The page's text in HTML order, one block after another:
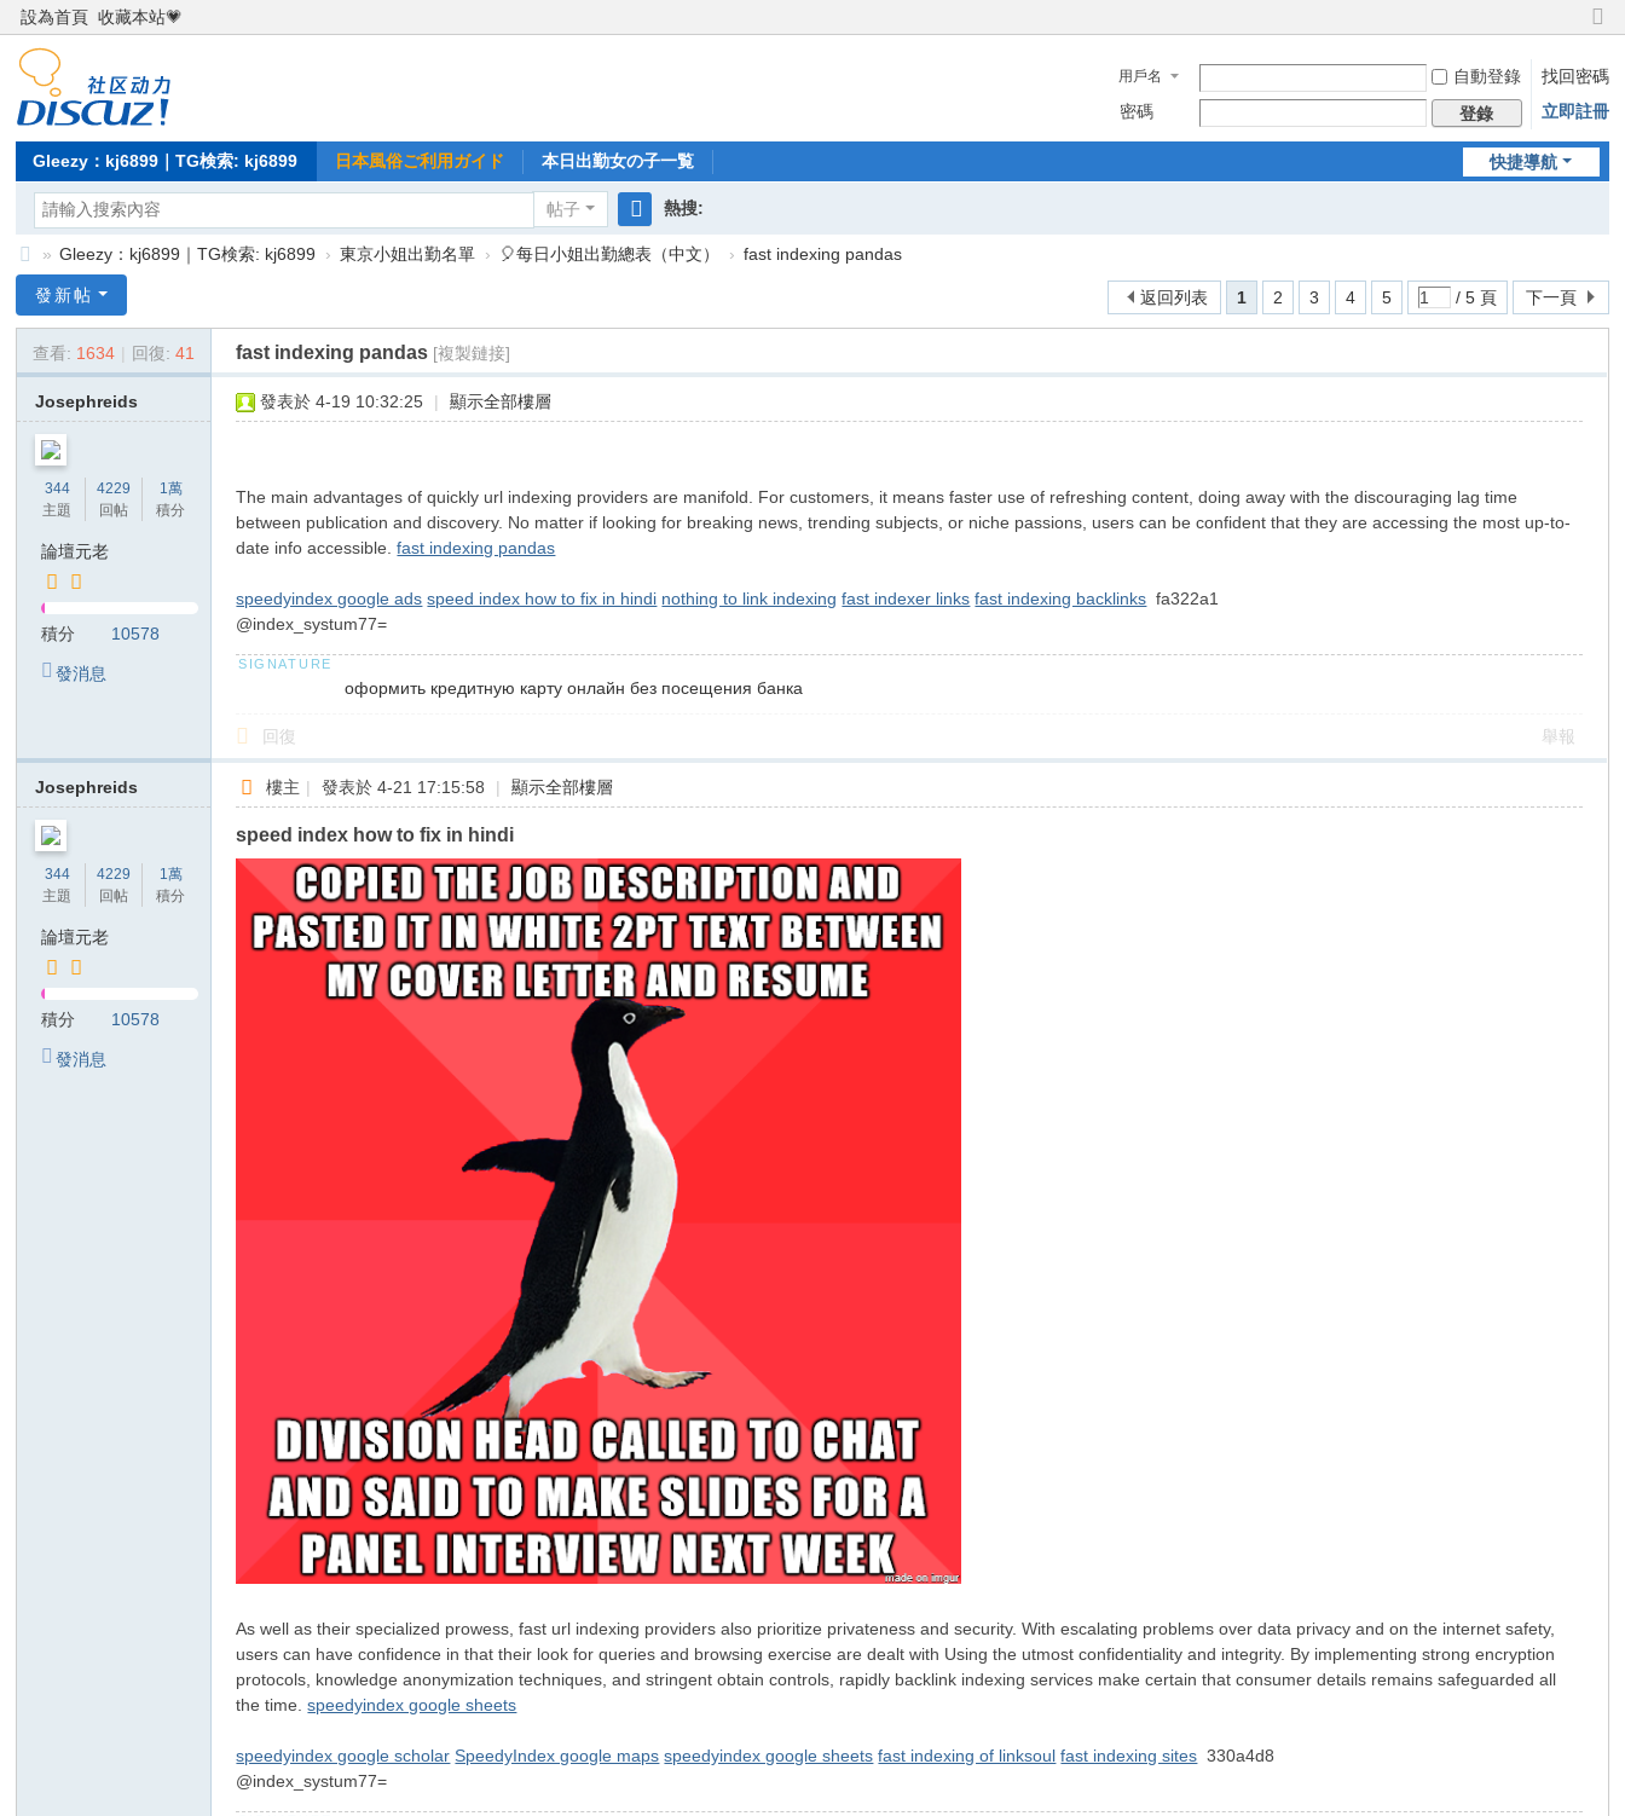
設為首頁 收藏本站💗
切
到
窄
版
用戶名 自動登錄
找回密碼
密碼
登錄 立即註冊
快捷導航
Gleezy：kj6899｜TG検索: kj6899 日本風俗ご利用ガイド 本日出勤女の子一覧
帖子
搜
熱搜:
Gl
ee
zy
68
99
美
» Gleezy：kj6899｜TG検索: kj6899 › 東京小姐出勤名單 › 🎈每日小姐出勤總表（中文） › fast indexing pandas
1 2 3 4 5 / 5 頁 下一頁
返回列表
發新帖
查看: 1634 | 回復: 41 fast indexing pandas [複製鏈接]
Josephreids
344
主題
4229
回帖
1萬
積分
論壇元老
積分 10578
發消息
發表於 4-19 10:32:25 | 顯示全部樓層
The main advantages of quickly url indexing providers are manifold. For customers, it means faster use of refreshing content, doing away with the discouraging lag time
between publication and discovery. No matter if looking for breaking news, trending subjects, or niche passions, users can be confident that they are accessing the most up-to-
date info accessible.fast indexing pandas
speedyindex google ads speed index how to fix in hindi nothing to link indexing fast indexer links fast indexing backlinks fa322a1
@index_systum77=
оформить кредитную карту онлайн без посещения банка
回復 舉報
Josephreids
344
主題
4229
回帖
1萬
積分
論壇元老
積分 10578
發消息
樓主 | 發表於 4-21 17:15:58 | 顯示全部樓層
speed index how to fix in hindi
As well as their specialized prowess, fast url indexing providers also prioritize privateness and security. With escalating problems over data privacy and on the internet safety,
users can have confidence in that their look for queries and browsing exercise are dealt with Using the utmost confidentiality and integrity. By implementing strong encryption
protocols, knowledge anonymization techniques, and stringent obtain controls, rapidly backlink indexing services make certain that consumer details remains safeguarded all
the time.speedyindex google sheets
speedyindex google scholar SpeedyIndex google maps speedyindex google sheets fast indexing of linksoul fast indexing sites 330a4d8
@index_systum77=